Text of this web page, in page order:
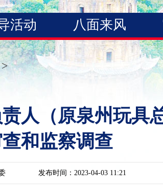
活动 八面来风
人（原泉州玩具
和监察调查
发布时间：2023-04-03 11:21